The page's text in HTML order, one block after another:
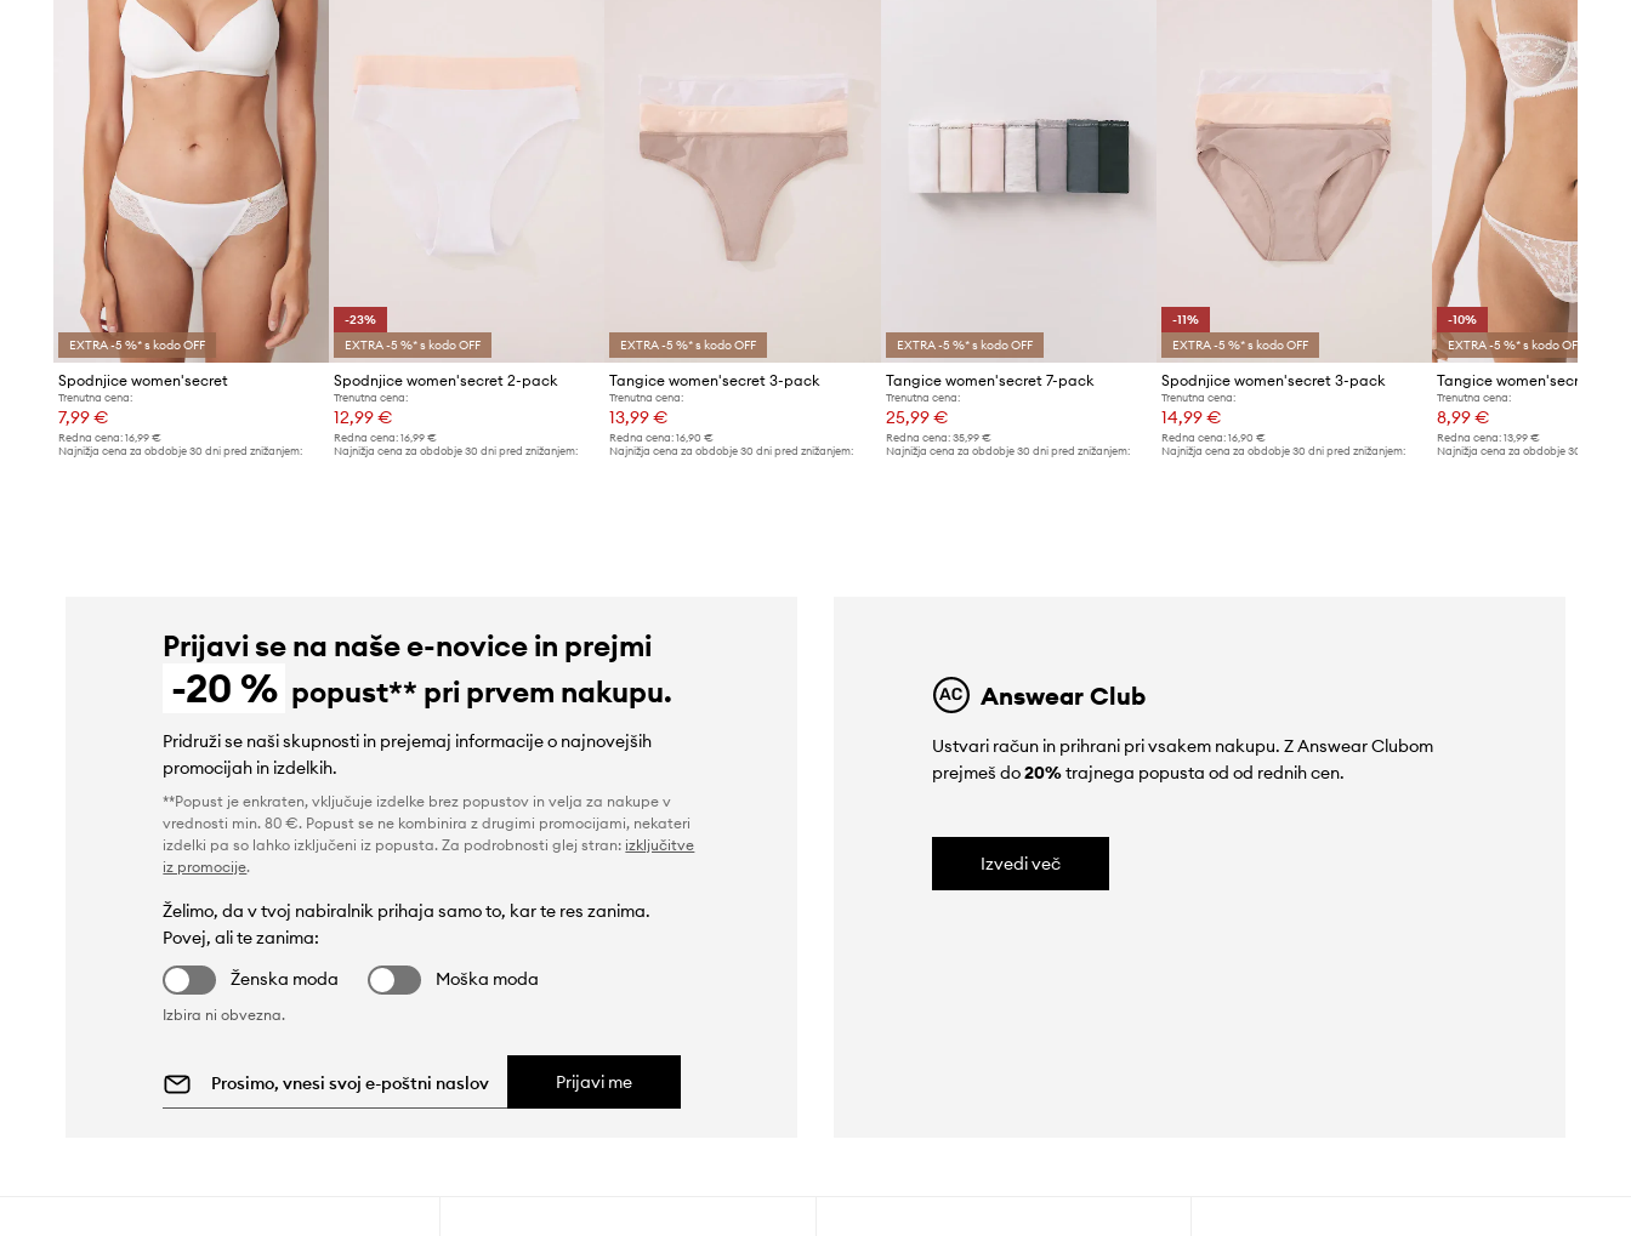
EXTRA -5 %* s kodo OFF
Spodnjice women'secret
Trenutna cena:
7,99 €
Redna cena: 16,99 €
Najnižja cena za obdobje 30 dni pred znižanjem:
-23%
EXTRA -5 %* s kodo OFF
Spodnjice women'secret 2-pack
Trenutna cena:
12,99 €
Redna cena:16,99 €
Najnižja cena za obdobje 30 dni pred znižanjem:
EXTRA -5 %* s kodo OFF
Tangice women'secret 3-pack
Trenutna cena:
13,99 €
Redna cena: 16,90 €
Najnižja cena za obdobje 30 dni pred znižanjem:
EXTRA -5 %* s kodo OFF
Tangice women'secret 7-pack
Trenutna cena:
25,99 €
Redna cena: 35,99 €
Najnižja cena za obdobje 30 dni pred znižanjem:
-11%
EXTRA -5 %* s kodo OFF
Spodnjice women'secret 3-pack
Trenutna cena:
14,99 €
Redna cena:16,90 €
Najnižja cena za obdobje 30 dni pred znižanjem:
-10%
EXTRA -5 %* s kodo OFF
Tangice women'secret
Trenutna cena:
8,99 €
Redna cena: 13,99 €
Najnižja cena za obdobje 30 dni pred
Prijavi se na naše e-novice in prejmi
-20 % popust** pri prvem nakupu.
Pridruži se naši skupnosti in prejemaj informacije o najnovejših
promocijah in izdelkih.
**Popust je enkraten, vključuje izdelke brez popustov in velja za nakupe v
vrednosti min. 80 €. Popust se ne kombinira z drugimi promocijami, nekateri
izdelki pa so lahko izključeni iz popusta. Za podrobnosti glej stran: izključitve
iz promocije.
Želimo, da v tvoj nabiralnik prihaja samo to, kar te res zanima.
Povej, ali te zanima:
Ženska moda
Moška moda
Izbira ni obvezna.
Prijavi me
Answear Club
Ustvari račun in prihrani pri vsakem nakupu. Z Answear Clubom
prejmeš do20%trajnega popusta od od rednih cen.
Izvedi več